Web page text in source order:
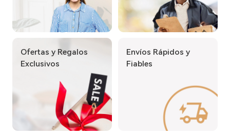
Ofertas y Regalos
Exclusivos
Envíos Rápidos y
Fiables